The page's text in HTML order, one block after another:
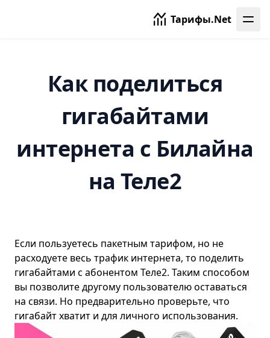
Тарифы.Net
Как поделиться
гигабайтами
интернета с Билайна
на Теле2
Если пользуетесь пакетным тарифом, но не
расходуете весь трафик интернета, то поделить
гигабайтами с абонентом Теле2. Таким способом
вы позволите другому пользователю оставаться
на связи. Но предварительно проверьте, что
гигабайт хватит и для личного использования.